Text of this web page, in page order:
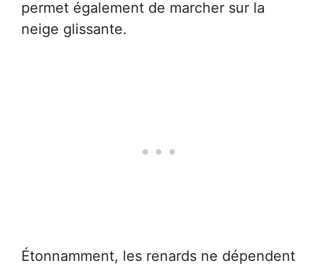
permet également de marcher sur la
neige glissante.
Étonnamment, les renards ne dépendent